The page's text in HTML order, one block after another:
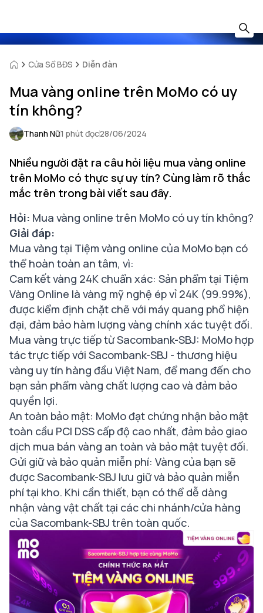
Cửa Sổ BĐS Diễn đàn
Mua vàng online trên MoMo có uy
tín không?
Thanh Nữ1 phút đọc28/06/2024
Nhiều người đặt ra câu hỏi liệu mua vàng online
trên MoMo có thực sự uy tín? Cùng làm rõ thắc
mắc trên trong bài viết sau đây.
Hỏi: Mua vàng online trên MoMo có uy tín không?
Giải đáp:
Mua vàng tại Tiệm vàng online của MoMo bạn có
thể hoàn toàn an tâm, vì:
Cam kết vàng 24K chuẩn xác: Sản phẩm tại Tiệm
Vàng Online là vàng mỹ nghệ ép vỉ 24K (99.99%),
được kiểm định chặt chẽ với máy quang phổ hiện
đại, đảm bảo hàm lượng vàng chính xác tuyệt đối.
Mua vàng trực tiếp từ Sacombank-SBJ: MoMo hợp
tác trực tiếp với Sacombank-SBJ - thương hiệu
vàng uy tín hàng đầu Việt Nam, để mang đến cho
bạn sản phẩm vàng chất lượng cao và đảm bảo
quyền lợi.
An toàn bảo mật: MoMo đạt chứng nhận bảo mật
toàn cầu PCI DSS cấp độ cao nhất, đảm bảo giao
dịch mua bán vàng an toàn và bảo mật tuyệt đối.
Gửi giữ và bảo quản miễn phí: Vàng của bạn sẽ
được Sacombank-SBJ lưu giữ và bảo quản miễn
phí tại kho. Khi cần thiết, bạn có thể dễ dàng
nhận vàng vật chất tại các chi nhánh/cửa hàng
của Sacombank-SBJ trên toàn quốc.